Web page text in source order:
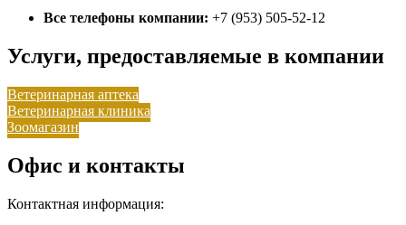
Все телефоны компании: +7 (953) 505-52-12
Услуги, предоставляемые в компании
Ветеринарная аптека
Ветеринарная клиника
Зоомагазин
Офис и контакты
Контактная информация: